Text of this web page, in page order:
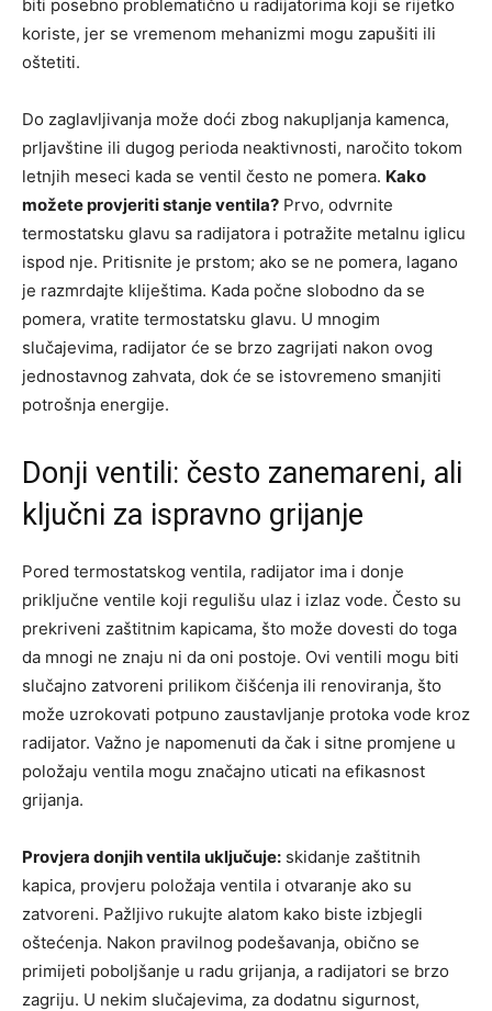
biti posebno problematično u radijatorima koji se rijetko
koriste, jer se vremenom mehanizmi mogu zapušiti ili
oštetiti.
Do zaglavljivanja može doći zbog nakupljanja kamenca,
prljavštine ili dugog perioda neaktivnosti, naročito tokom
letnjih meseci kada se ventil često ne pomera. Kako
možete provjeriti stanje ventila? Prvo, odvrnite
termostatsku glavu sa radijatora i potražite metalnu iglicu
ispod nje. Pritisnite je prstom; ako se ne pomera, lagano
je razmrdajte kliještima. Kada počne slobodno da se
pomera, vratite termostatsku glavu. U mnogim
slučajevima, radijator će se brzo zagrijati nakon ovog
jednostavnog zahvata, dok će se istovremeno smanjiti
potrošnja energije.
Donji ventili: često zanemareni, ali
ključni za ispravno grijanje
Pored termostatskog ventila, radijator ima i donje
priključne ventile koji regulišu ulaz i izlaz vode. Često su
prekriveni zaštitnim kapicama, što može dovesti do toga
da mnogi ne znaju ni da oni postoje. Ovi ventili mogu biti
slučajno zatvoreni prilikom čišćenja ili renoviranja, što
može uzrokovati potpuno zaustavljanje protoka vode kroz
radijator. Važno je napomenuti da čak i sitne promjene u
položaju ventila mogu značajno uticati na efikasnost
grijanja.
Provjera donjih ventila uključuje: skidanje zaštitnih
kapica, provjeru položaja ventila i otvaranje ako su
zatvoreni. Pažljivo rukujte alatom kako biste izbjegli
oštećenja. Nakon pravilnog podešavanja, obično se
primijeti poboljšanje u radu grijanja, a radijatori se brzo
zagriju. U nekim slučajevima, za dodatnu sigurnost,